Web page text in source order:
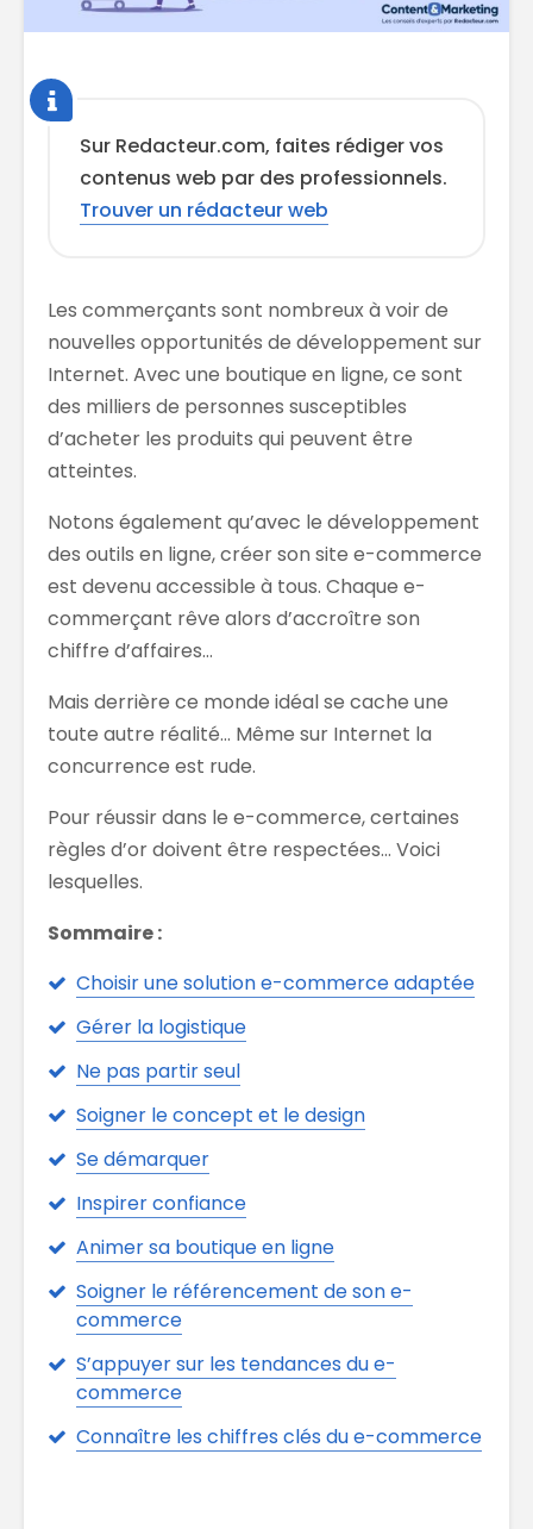
Sur Redacteur.com, faites rédiger vos
contenus web par des professionnels.
Trouver un rédacteur web
Les commerçants sont nombreux à voir de
nouvelles opportunités de développement sur
Internet. Avec une boutique en ligne, ce sont
des milliers de personnes susceptibles
d’acheter les produits qui peuvent être
atteintes.
Notons également qu’avec le développement
des outils en ligne, créer son site e-commerce
est devenu accessible à tous. Chaque e-
commerçant rêve alors d’accroître son
chiffre d’affaires…
Mais derrière ce monde idéal se cache une
toute autre réalité… Même sur Internet la
concurrence est rude.
Pour réussir dans le e-commerce, certaines
règles d’or doivent être respectées… Voici
lesquelles.
Sommaire :
Choisir une solution e-commerce adaptée
Gérer la logistique
Ne pas partir seul
Soigner le concept et le design
Se démarquer
Inspirer confiance
Animer sa boutique en ligne
Soigner le référencement de son e-
commerce
S’appuyer sur les tendances du e-
commerce
Connaître les chiffres clés du e-commerce